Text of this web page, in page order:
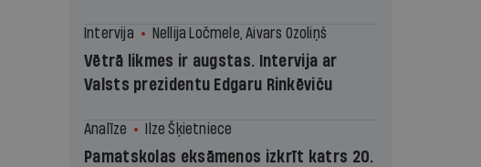
Intervija Nellija Ločmele, Aivars Ozoliņš
Vētrā likmes ir augstas. Intervija ar
Valsts prezidentu Edgaru Rinkēviču
Analīze Ilze Šķietniece
Pamatskolas eksāmenos izkrīt katrs 20.